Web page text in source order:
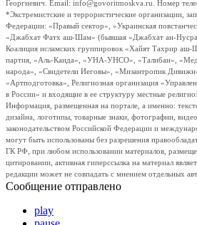
Георгиевич. Email: info@govoritmoskva.ru. Номер
*Экстремистские и террористические организации,
Федерации: «Правый сектор», «Украинская
«Джабхат Фатх аш-Шам» (бывшая «Джабхат ан-
Коалиция исламских группировок «Хайят Тахрир аш-
партия, «Аль-Каида», «УНА-УНСО», «Талибан»,
народа», «Свидетели Иеговы», «Мизантропик
«Артподготовка», Религиозная организация
в России» и входящие в ее структуру местные
Информация, размещенная на портале, а именно:
дизайна, логотипы, товарные знаки, фотографии,
законодательством Российской Федерации и
могут быть использованы без разрешения
ГК РФ, при любом использовании материалов,
цитировании, активная гиперссылка на материал
редакции может не совпадать с мнением отдельных
Сообщение отправлено
play